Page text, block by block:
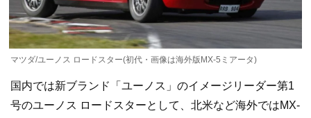
マツダ/ユーノス ロードスター(初代・画像は海外版MX-5ミアータ)
国内では新ブランド「ユーノス」のイメージリーダー第1
号のユーノス ロードスターとして、北米など海外ではMX-